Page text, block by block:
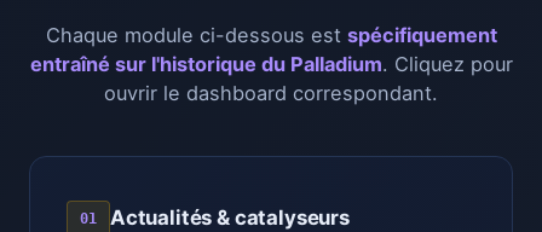
Chaque module ci-dessous est spécifiquement
entraîné sur l'historique du Palladium. Cliquez pour
ouvrir le dashboard correspondant.
01 Actualités & catalyseurs